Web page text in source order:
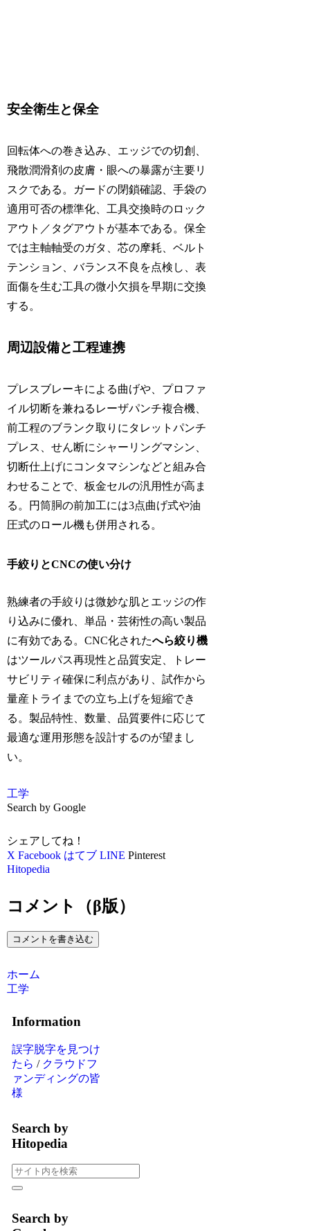
安全衛生と保全
回転体への巻き込み、エッジでの切創、
飛散潤滑剤の皮膚・眼への暴露が主要リ
スクである。ガードの閉鎖確認、手袋の
適用可否の標準化、工具交換時のロック
アウト／タグアウトが基本である。保全
では主軸軸受のガタ、芯の摩耗、ベルト
テンション、バランス不良を点検し、表
面傷を生む工具の微小欠損を早期に交換
する。
周辺設備と工程連携
プレスブレーキによる曲げや、プロファ
イル切断を兼ねるレーザパンチ複合機、
前工程のブランク取りにタレットパンチ
プレス、せん断にシャーリングマシン、
切断仕上げにコンタマシンなどと組み合
わせることで、板金セルの汎用性が高ま
る。円筒胴の前加工には3点曲げ式や油
圧式のロール機も併用される。
手絞りとCNCの使い分け
熟練者の手絞りは微妙な肌とエッジの作
り込みに優れ、単品・芸術性の高い製品
に有効である。CNC化されたへら絞り機
はツールパス再現性と品質安定、トレー
サビリティ確保に利点があり、試作から
量産トライまでの立ち上げを短縮でき
る。製品特性、数量、品質要件に応じて
最適な運用形態を設計するのが望まし
い。
工学
Search by Google
シェアしてね！
X Facebook はてブ LINE Pinterest
Hitopedia
コメント（β版）
コメントを書き込む
ホーム
工学
Information
誤字脱字を見つけ
たら / クラウドフ
ァンディングの皆
様
Search by
Hitopedia
Search by